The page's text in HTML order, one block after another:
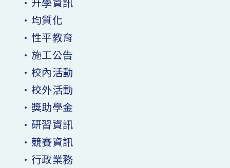
•均質化
•性平教育
•施工公告
•校內活動
•校外活動
•獎助學金
•研習資訊
•競賽資訊
•行政業務